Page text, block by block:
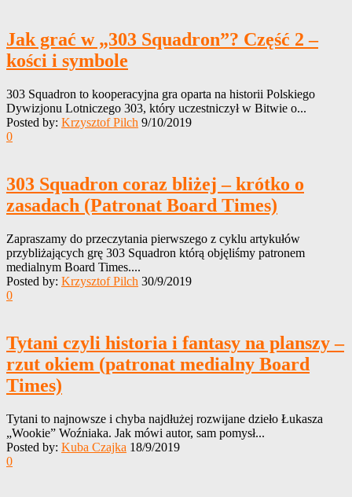
Jak grać w „303 Squadron”? Część 2 –
kości i symbole
303 Squadron to kooperacyjna gra oparta na historii Polskiego
Dywizjonu Lotniczego 303, który uczestniczył w Bitwie o...
Posted by: Krzysztof Pilch 9/10/2019
0
303 Squadron coraz bliżej – krótko o
zasadach (Patronat Board Times)
Zapraszamy do przeczytania pierwszego z cyklu artykułów
przybliżających grę 303 Squadron którą objęliśmy patronem
medialnym Board Times....
Posted by: Krzysztof Pilch 30/9/2019
0
Tytani czyli historia i fantasy na planszy –
rzut okiem (patronat medialny Board
Times)
Tytani to najnowsze i chyba najdłużej rozwijane dzieło Łukasza
„Wookie” Woźniaka. Jak mówi autor, sam pomysł...
Posted by: Kuba Czajka 18/9/2019
0